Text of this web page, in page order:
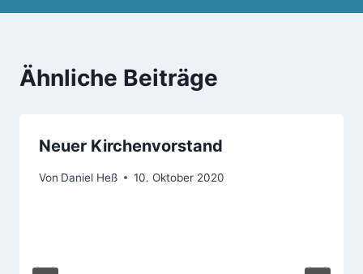
Ähnliche Beiträge
Neuer Kirchenvorstand
Von Daniel Heß 10. Oktober 2020